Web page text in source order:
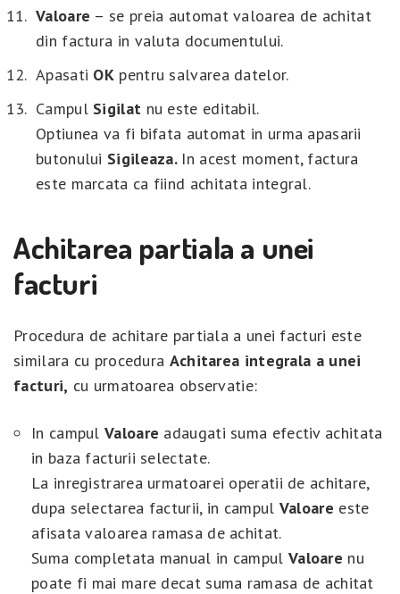
Valoare – se preia automat valoarea de achitat
din factura in valuta documentului.
Apasati OK pentru salvarea datelor.
Campul Sigilat nu este editabil.
Optiunea va fi bifata automat in urma apasarii
butonului Sigileaza. In acest moment, factura
este marcata ca fiind achitata integral.
Achitarea partiala a unei
facturi
Procedura de achitare partiala a unei facturi este
similara cu procedura Achitarea integrala a unei
facturi, cu urmatoarea observatie:
In campul Valoare adaugati suma efectiv achitata
in baza facturii selectate.
La inregistrarea urmatoarei operatii de achitare,
dupa selectarea facturii, in campul Valoare este
afisata valoarea ramasa de achitat.
Suma completata manual in campul Valoare nu
poate fi mai mare decat suma ramasa de achitat